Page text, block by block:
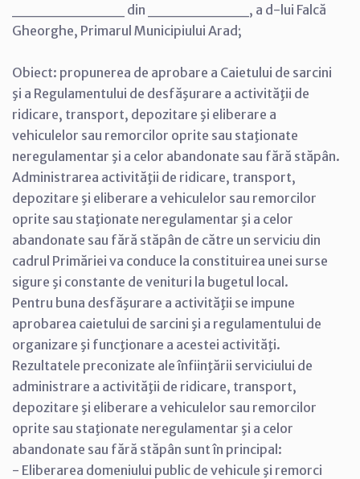
__________ din _________, a d-lui Falcă
Gheorghe, Primarul Municipiului Arad;
Obiect: propunerea de aprobare a Caietului de sarcini
şi a Regulamentului de desfăşurare a activităţii de
ridicare, transport, depozitare şi eliberare a
vehiculelor sau remorcilor oprite sau staţionate
neregulamentar şi a celor abandonate sau fără stăpân.
Administrarea activităţii de ridicare, transport,
depozitare şi eliberare a vehiculelor sau remorcilor
oprite sau staţionate neregulamentar şi a celor
abandonate sau fără stăpân de către un serviciu din
cadrul Primăriei va conduce la constituirea unei surse
sigure şi constante de venituri la bugetul local.
Pentru buna desfăşurare a activităţii se impune
aprobarea caietului de sarcini şi a regulamentului de
organizare şi funcţionare a acestei activităţi.
Rezultatele preconizate ale înfiinţării serviciului de
administrare a activităţii de ridicare, transport,
depozitare şi eliberare a vehiculelor sau remorcilor
oprite sau staţionate neregulamentar şi a celor
abandonate sau fără stăpân sunt în principal:
- Eliberarea domeniului public de vehicule şi remorci